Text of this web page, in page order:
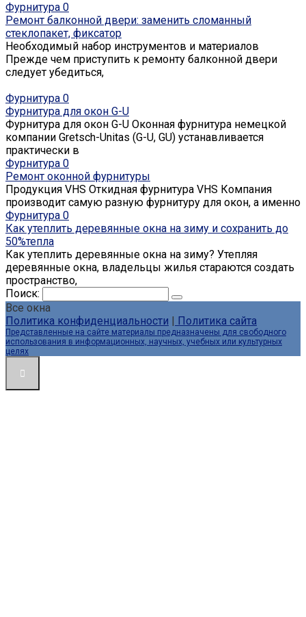
Фурнитура 0
Ремонт балконной двери: заменить сломанный
стеклопакет, фиксатор
Необходимый набор инструментов и материалов
Прежде чем приступить к ремонту балконной двери
следует убедиться,
Фурнитура 0
Фурнитура для окон G-U
Фурнитура для окон G-U Оконная фурнитура немецкой
компании Gretsch-Unitas (G-U, GU) устанавливается
практически в
Фурнитура 0
Ремонт оконной фурнитуры
Продукция VHS Откидная фурнитура VHS Компания
производит самую разную фурнитуру для окон, а именно
Фурнитура 0
Как утеплить деревянные окна на зиму и сохранить до
50%тепла
Как утеплить деревянные окна на зиму? Утепляя
деревянные окна, владельцы жилья стараются создать
пространство,
Поиск:
Все окна
Политика конфиденциальности | Политика сайта
Представленные на сайте материалы предназначены для свободного
использования в информационных, научных, учебных или культурных
целях